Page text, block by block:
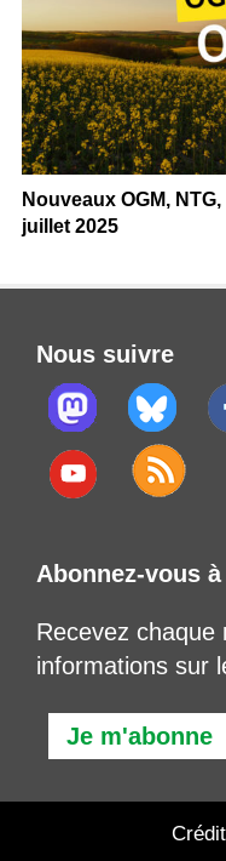
Nouveaux OGM,
juillet 2025
Nous suivre
Abonnez-vous
Recevez chaque
informations sur
Je m'abonne